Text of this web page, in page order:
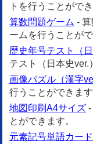
トを行うことができ
算数問題ゲーム -
ームを行うことがで
歴史年号テスト（日
テスト（日本史ver.
画像パズル（漢字
行うことができます
地図印刷A4サイズ -
とができます。
元素記号単語カード